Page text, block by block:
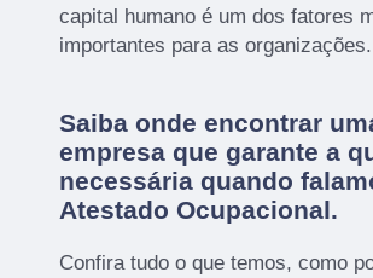
capital humano é um dos fatores
importantes para as organizações.
Saiba onde encontrar
empresa que garante a
necessária quando
Atestado Ocupacional.
Confira tudo o que temos, como